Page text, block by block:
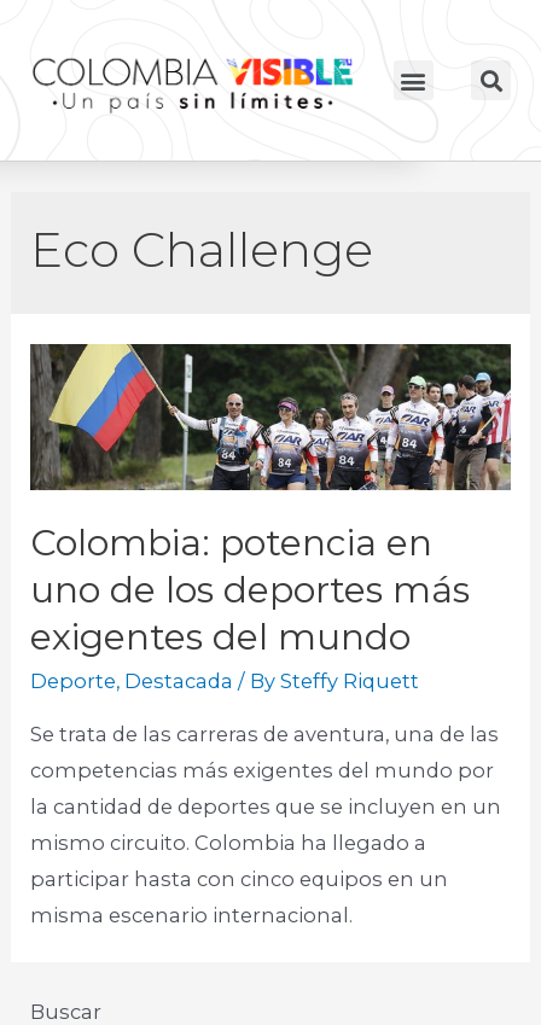
Eco Challenge
Colombia: potencia en
uno de los deportes más
exigentes del mundo
Deporte, Destacada / BySteffy Riquett
Se trata de las carreras de aventura, una de las
competencias más exigentes del mundo por
la cantidad de deportes que se incluyen en un
mismo circuito. Colombia ha llegado a
participar hasta con cinco equipos en un
misma escenario internacional.​
Buscar